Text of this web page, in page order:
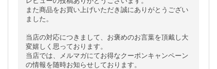
また商品をお買い上げいただき誠にありがとうござい
ました。
当店の対応につきまして、お褒めのお言葉を頂戴し大
変嬉しく思っております。
当店では、メルマガにてお得なクーポンキャンペーン
の情報を随時お知らせしております。